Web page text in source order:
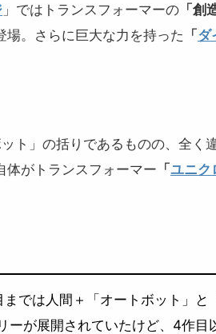
」ではトランスフォーマーの 「創
場。さらに巨大な力を持った 「ダ
ト」の括りであるものの、全く
体がトランスフォーマー 「ユニク
までは人間＋「オートボット」と
ーが展開されていたけど、4作目